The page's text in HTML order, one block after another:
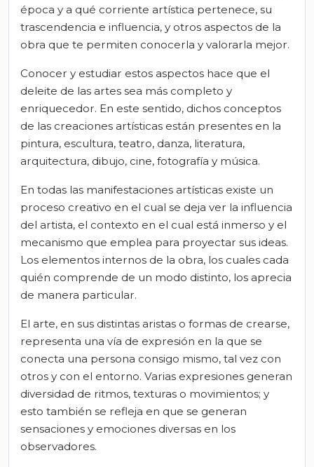
época y a qué corriente artística pertenece, su
trascendencia e influencia, y otros aspectos de la
obra que te permiten conocerla y valorarla mejor.
Conocer y estudiar estos aspectos hace que el
deleite de las artes sea más completo y
enriquecedor. En este sentido, dichos conceptos
de las creaciones artísticas están presentes en la
pintura, escultura, teatro, danza, literatura,
arquitectura, dibujo, cine, fotografía y música.
En todas las manifestaciones artísticas existe un
proceso creativo en el cual se deja ver la influencia
del artista, el contexto en el cual está inmerso y el
mecanismo que emplea para proyectar sus ideas.
Los elementos internos de la obra, los cuales cada
quién comprende de un modo distinto, los aprecia
de manera particular.
El arte, en sus distintas aristas o formas de crearse,
representa una vía de expresión en la que se
conecta una persona consigo mismo, tal vez con
otros y con el entorno. Varias expresiones generan
diversidad de ritmos, texturas o movimientos; y
esto también se refleja en que se generan
sensaciones y emociones diversas en los
observadores.